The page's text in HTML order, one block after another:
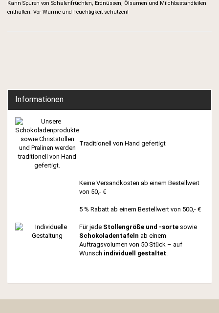
Kann Spuren von Schalenfrüchten, Erdnüssen, Ölsamen und Milchbestandteilen
enthalten. Vor Wärme und Feuchtigkeit schützen!
Informationen
Traditionell von Hand gefertigt
Keine Versandkosten ab einem Bestellwert
von 50,- €
5 % Rabatt ab einem Bestellwert von 500,- €
Für jede Stollengröße und -sorte sowie
Schokoladentafeln ab einem
Auftragsvolumen von 50 Stück – auf
Wunsch individuell gestaltet.